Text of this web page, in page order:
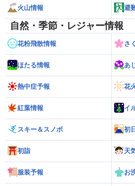
火山情報 避
自然・季節・レジャー情報
花粉飛散情報 さ
ほたる情報 あ
熱中症予報 花
紅葉情報 イ
スキー＆スノボ 初
初詣 天
服装予報 お